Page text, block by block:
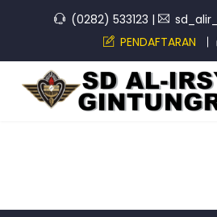
(0282) 533123 |
PENDAFTARAN